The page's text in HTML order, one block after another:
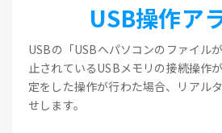
USB操作ア
USBの「USBへパソコンのファイル
止されているUSBメモリの接続操作
定をした操作が行わた場合、リアル
せします。